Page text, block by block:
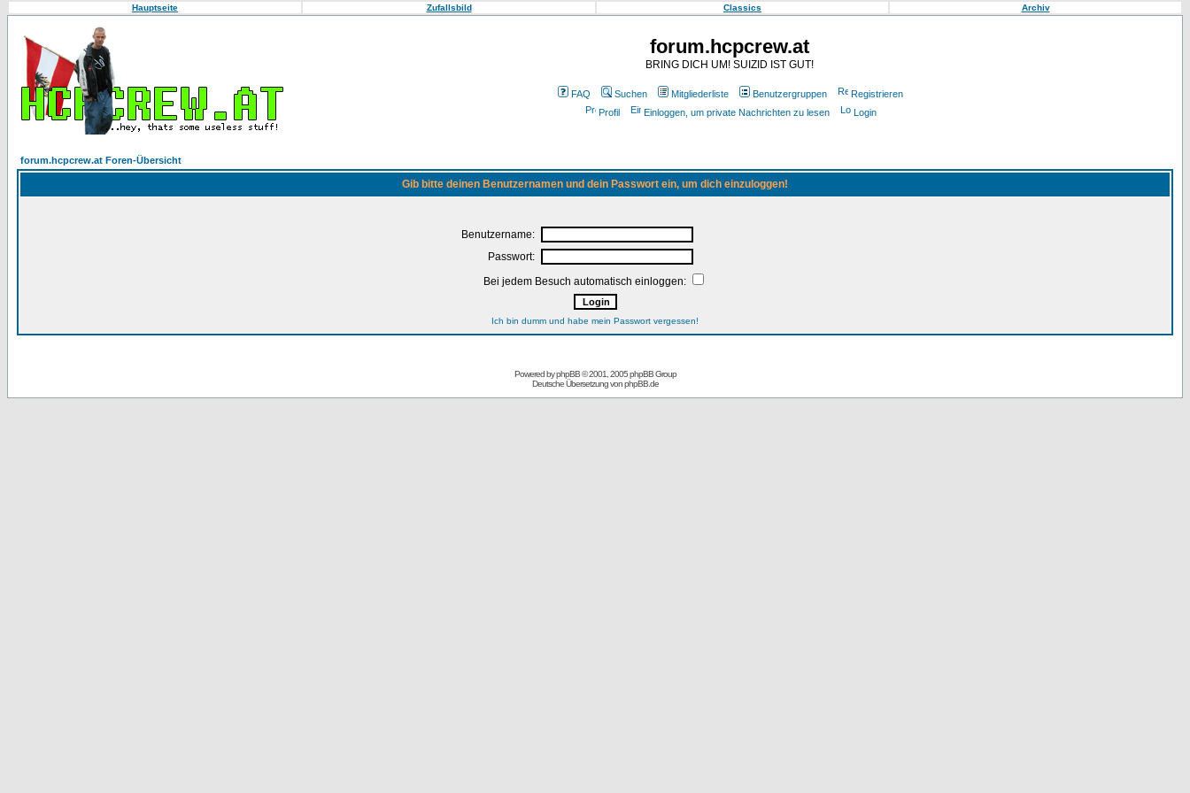
Hauptseite Zufallsbild Classics Archiv
forum.hcpcrew.at
BRING DICH UM! SUIZID IST GUT!
FAQ Suchen Mitgliederliste Benutzergruppen
Registrieren
Profil
Einloggen, um private Nachrichten zu lesen Login
forum.hcpcrew.at Foren-Übersicht
Gib bitte deinen Benutzernamen und dein Passwort ein, um dich einzuloggen!
Benutzername:
Passwort:
Bei jedem Besuch automatisch einloggen:
Ich bin dumm und habe mein Passwort vergessen!
Powered byphpBB© 2001, 2005 phpBB Group
Deutsche Übersetzung vonphpBB.de